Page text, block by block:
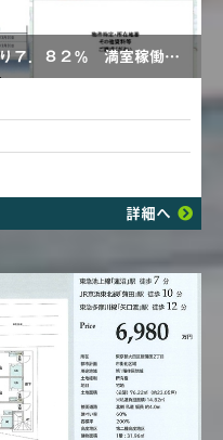
横浜市の一棟売りアパート 利回り７．８２％ 満室稼働中 全３部屋
詳細へ